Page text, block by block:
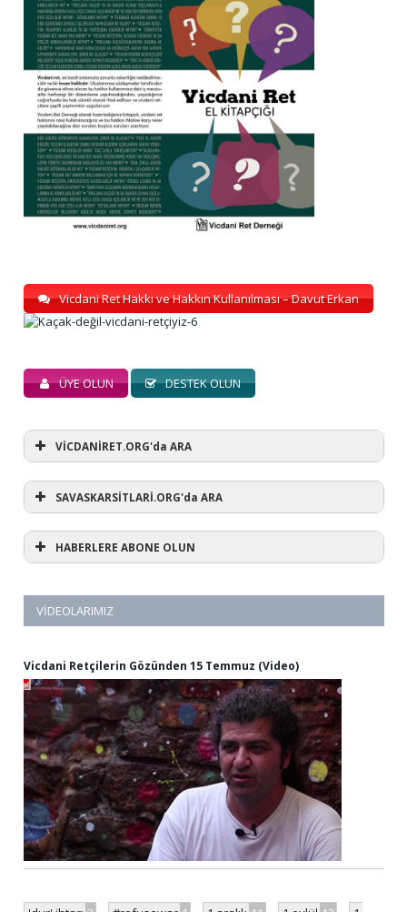
Vicdani Ret Hakkı ve Hakkın Kullanılması – Davut Erkan
ÜYE OLUN DESTEK OLUN
VİCDANİRET.ORG'da ARA
SAVASKARSİTLARİ.ORG'da ARA
HABERLERE ABONE OLUN
VIDEOLARIMIZ
Vicdani Retçilerin Gözünden 15 Temmuz (Video)